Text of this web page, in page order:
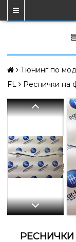
Тюнинг по
FL
Реснички на